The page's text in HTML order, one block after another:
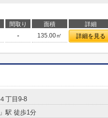
間取り 面積 詳細
- 135.00㎡ 詳細を見る
４丁目9-8
」駅 徒歩1分